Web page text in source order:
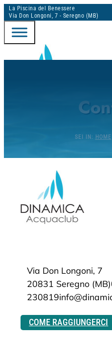
La Piscina del Benessere
Via Don Longoni, 7 - Seregno (MB)
SEI IN: HOME
Via Don Longoni, 7
20831 Seregno (MB)
230819
COME RAGGIUNGERCI